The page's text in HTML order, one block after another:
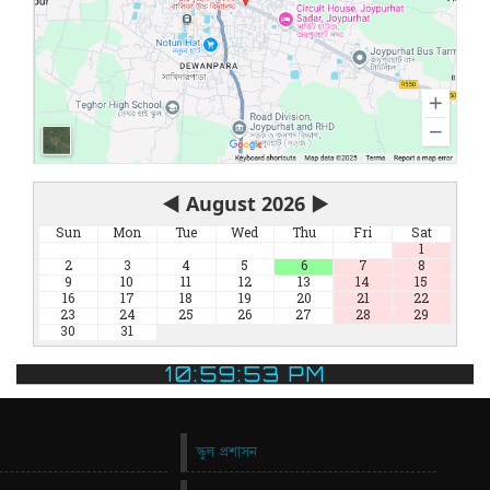
◀ August 2026 ▶
Sun Mon Tue Wed Thu Fri
Sat
1
2
3 4 5 6 7
8
9
10 11 12 13 14
15
16
17 18 19 20 21
22
23
24 25 26 27 28
29
30
31
10:59:53 PM
স্কুল প্রশাসন